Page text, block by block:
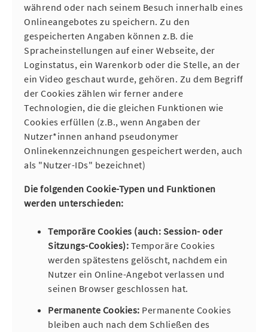
während oder nach seinem Besuch innerhalb eines
Onlineangebotes zu speichern. Zu den
gespeicherten Angaben können z.B. die
Spracheinstellungen auf einer Webseite, der
Loginstatus, ein Warenkorb oder die Stelle, an der
ein Video geschaut wurde, gehören. Zu dem Begriff
der Cookies zählen wir ferner andere
Technologien, die die gleichen Funktionen wie
Cookies erfüllen (z.B., wenn Angaben der
Nutzer*innen anhand pseudonymer
Onlinekennzeichnungen gespeichert werden, auch
als "Nutzer-IDs" bezeichnet)
Die folgenden Cookie-Typen und Funktionen
werden unterschieden:
Temporäre Cookies (auch: Session- oder
Sitzungs-Cookies): Temporäre Cookies
werden spätestens gelöscht, nachdem ein
Nutzer ein Online-Angebot verlassen und
seinen Browser geschlossen hat.
Permanente Cookies: Permanente Cookies
bleiben auch nach dem Schließen des